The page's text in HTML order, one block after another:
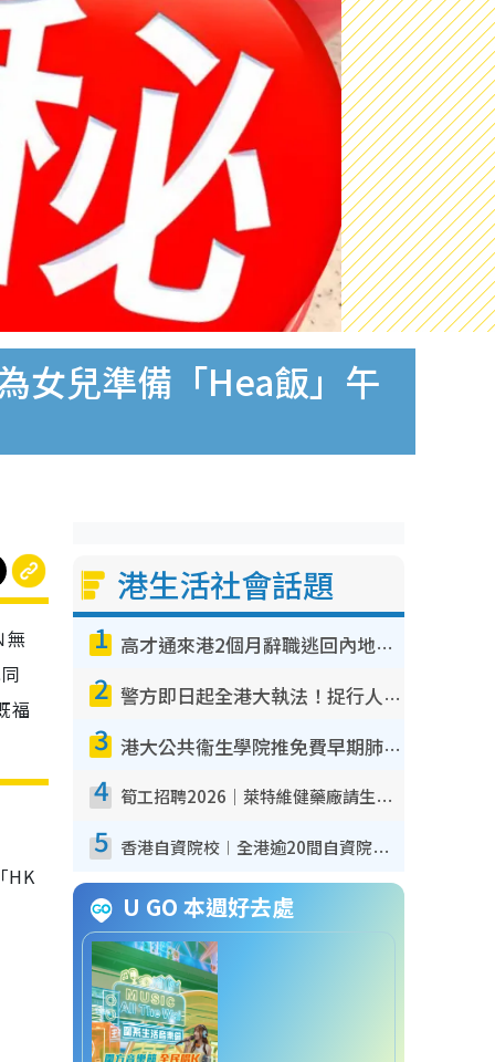
女兒準備「Hea飯」午
無
福
HK
港生活社會話題
1 高才通來港2個月辭職逃回內地！控訴港企3宗罪 歎微管理極窒息
2 警方即日起全港大執法！捉行人亂過馬路+司機不專注駕駛！亂過馬路罰$2000
3 港大公共衞生學院推免費早期肺癌篩查！合資格人士將獲全額資助定期血液化驗／電腦斷層掃描／風險評估
4 筍工招聘2026｜萊特維健藥廠請生產操作員！月薪高達$1.7萬 冷氣廠房/五天工作/保證雙糧
5 香港自資院校︱全港逾20間自資院校課程報名攻略 留位費可退/申請日期/報名連結
U GO 本週好去處